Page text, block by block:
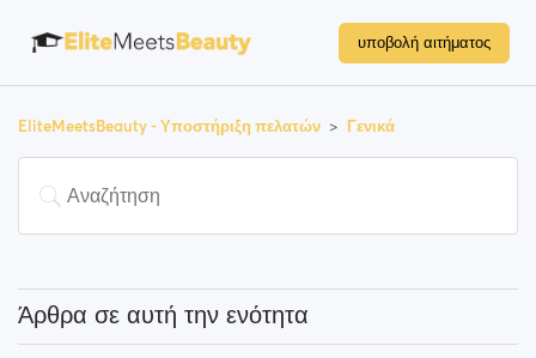
υποβολή αιτήματος
EliteMeetsBeauty - Υποστήριξη πελατών Γενικά
Άρθρα σε αυτή την ενότητα